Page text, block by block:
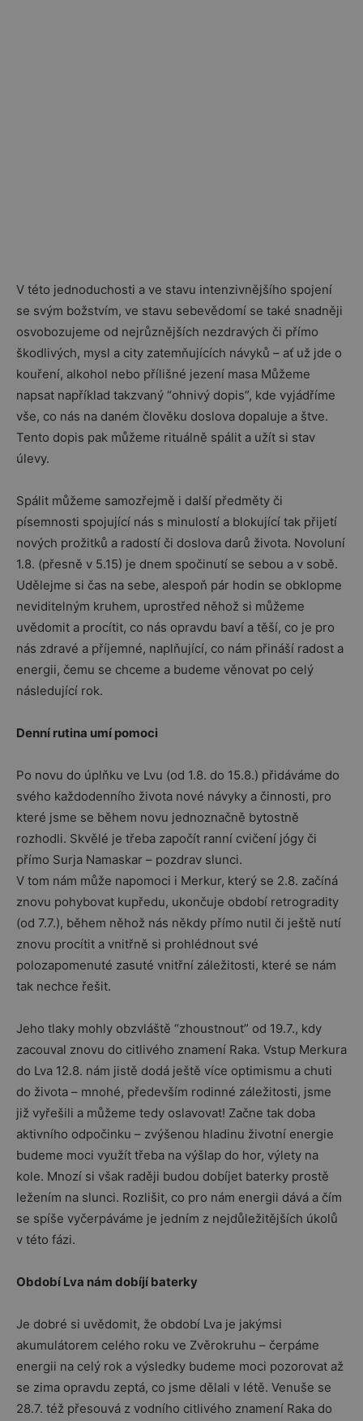
V této jednoduchosti a ve stavu intenzivnějšího spojení
se svým božstvím, ve stavu sebevědomí se také snadněji
osvobozujeme od nejrůznějších nezdravých či přímo
škodlivých, mysl a city zatemňujících návyků – ať už jde o
kouření, alkohol nebo přílišné jezení masa Můžeme
napsat například takzvaný “ohnivý dopis”, kde vyjádříme
vše, co nás na daném člověku doslova dopaluje a štve.
Tento dopis pak můžeme rituálně spálit a užít si stav
úlevy.
Spálit můžeme samozřejmě i další předměty či
písemnosti spojující nás s minulostí a blokující tak přijetí
nových prožitků a radostí či doslova darů života. Novoluní
1.8. (přesně v 5.15) je dnem spočinutí se sebou a v sobě.
Udělejme si čas na sebe, alespoň pár hodin se obklopme
neviditelným kruhem, uprostřed něhož si můžeme
uvědomit a procítit, co nás opravdu baví a těší, co je pro
nás zdravé a příjemné, naplňující, co nám přináší radost a
energii, čemu se chceme a budeme věnovat po celý
následující rok.
Denní rutina umí pomoci
Po novu do úplňku ve Lvu (od 1.8. do 15.8.) přidáváme do
svého každodenního života nové návyky a činnosti, pro
které jsme se během novu jednoznačně bytostně
rozhodli. Skvělé je třeba započít ranní cvičení jógy či
přímo Surja Namaskar – pozdrav slunci.
V tom nám může napomoci i Merkur, který se 2.8. začíná
znovu pohybovat kupředu, ukončuje období retrogradity
(od 7.7.), během něhož nás někdy přímo nutil či ještě nutí
znovu procítit a vnitřně si prohlédnout své
polozapomenuté zasuté vnitřní záležitosti, které se nám
tak nechce řešit.
Jeho tlaky mohly obzvláště “zhoustnout” od 19.7., kdy
zacouval znovu do citlivého znamení Raka. Vstup Merkura
do Lva 12.8. nám jistě dodá ještě více optimismu a chuti
do života – mnohé, především rodinné záležitosti, jsme
již vyřešili a můžeme tedy oslavovat! Začne tak doba
aktivního odpočinku – zvýšenou hladinu životní energie
budeme moci využít třeba na výšlap do hor, výlety na
kole. Mnozí si však raději budou dobíjet baterky prostě
ležením na slunci. Rozlišit, co pro nám energii dává a čím
se spíše vyčerpáváme je jedním z nejdůležitějších úkolů
v této fázi.
Období Lva nám dobíjí baterky
Je dobré si uvědomit, že období Lva je jakýmsi
akumulátorem celého roku ve Zvěrokruhu – čerpáme
energii na celý rok a výsledky budeme moci pozorovat až
se zima opravdu zeptá, co jsme dělali v létě. Venuše se
28.7. též přesouvá z vodního citlivého znamení Raka do